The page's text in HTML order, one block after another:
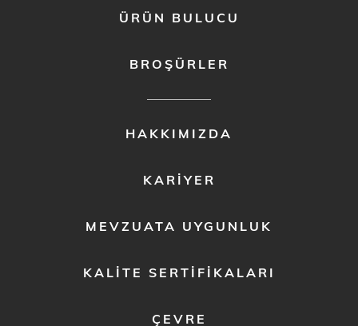
ÜRÜN BULUCU
BROŞÜRLER
HAKKIMIZDA
KARIYER
MEVZUATA UYGUNLUK
KALITE SERTIFIKALARI
ÇEVRE